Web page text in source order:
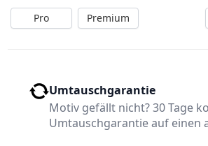
Pro
Premium
Umtauschgarantie
Motiv gefällt nicht? 30 Tage
Umtauschgarantie auf einen